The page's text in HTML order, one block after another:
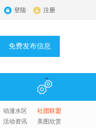
登陆 注册
免费发布信息
动漫水区
社团联盟
活动资讯
美图欣赏